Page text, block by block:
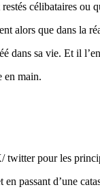
célibataires ou
alors que dans la
dans sa vie. Et il
en main.
pour les
passant d’une